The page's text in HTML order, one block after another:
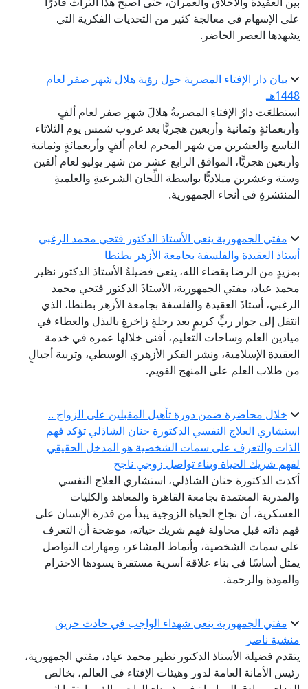
على الإسهام في معالجة كثير من التحديات الفكرية التي
يشهدها العصر الحاضر.
بيان دار الإفتاء المصرية حول رؤية هلال شهر صفر لعام
1448هـ
استطلعَت دارُ الإفتاءِ المصريةُ هلالَ شهرِ صفر لعام ألفٍ
وأربعمائةٍ وثمانية وأربعين هجريًّا بعد غروب شمس يوم الثلاثاء
التاسع والعشرين من شهر المحرم لعام ألفٍ وأربعمائةٍ وثمانية
وأربعين هجريًّا، الموافق الرابع عشر من شهر يوليو لعام ألفين
وستة وعشرين ميلاديًّا بواسطة اللِّجان الشرعيةِ والعلميةِ
المنتشرةِ في أنحاء الجمهورية.
مفتي الجمهورية ينعى الأستاذ الدكتور فتحي محمد الزغبي
أستاذ العقيدة والفلسفة بجامعة الأزهر بطنطا
بمزيدٍ من الرضا بقضاء الله، ينعى فضيلةُ الأستاذ الدكتور نظير
محمد عياد، مفتي الجمهورية، الأستاذَ الدكتور فتحي محمد
الزغبي، أستاذَ العقيدة والفلسفة بجامعة الأزهر بطنطا، الذي
انتقل إلى جوار ربٍّ كريمٍ بعد رحلةٍ زاخرةٍ بالبذل والعطاء في
ميادين العلم وساحات التعليم، أفنى خلالها عمره في خدمة
العقيدة الإسلامية، ونشر الفكر الأزهري الوسطي، وتربية أجيالٍ
من طلاب العلم على المنهج القويم.
خلال محاضرة ضمن دورة تأهيل المقبلين على الزواج ..
استشاري العلاج النفسي الدكتورة حنان الشاذلي تؤكد فهم
الذات والتعرف على سمات الشخصية هو المدخل الحقيقي
لفهم شريك الحياة وبناء تواصل زوجي ناجح
أكدت الدكتورة حنان الشاذلي، استشاري العلاج النفسي
والمدربة المعتمدة بجامعة القاهرة والمعاهد والكليات
العسكرية، أن نجاح الحياة الزوجية يبدأ من قدرة الإنسان على
فهم ذاته قبل محاولة فهم شريك حياته، موضحة أن التعرف
على سمات الشخصية، وأنماط المشاعر، ومهارات التواصل
يمثل أساسًا في بناء علاقة أسرية مستقرة يسودها الاحترام
والمودة والرحمة.
مفتي الجمهورية ينعى شهداء الواجب في حادث حريق
منشية ناصر
يتقدم فضيلة الأستاذ الدكتور نظير محمد عياد، مفتي الجمهورية،
رئيس الأمانة العامة لدور وهيئات الإفتاء في العالم، بخالص